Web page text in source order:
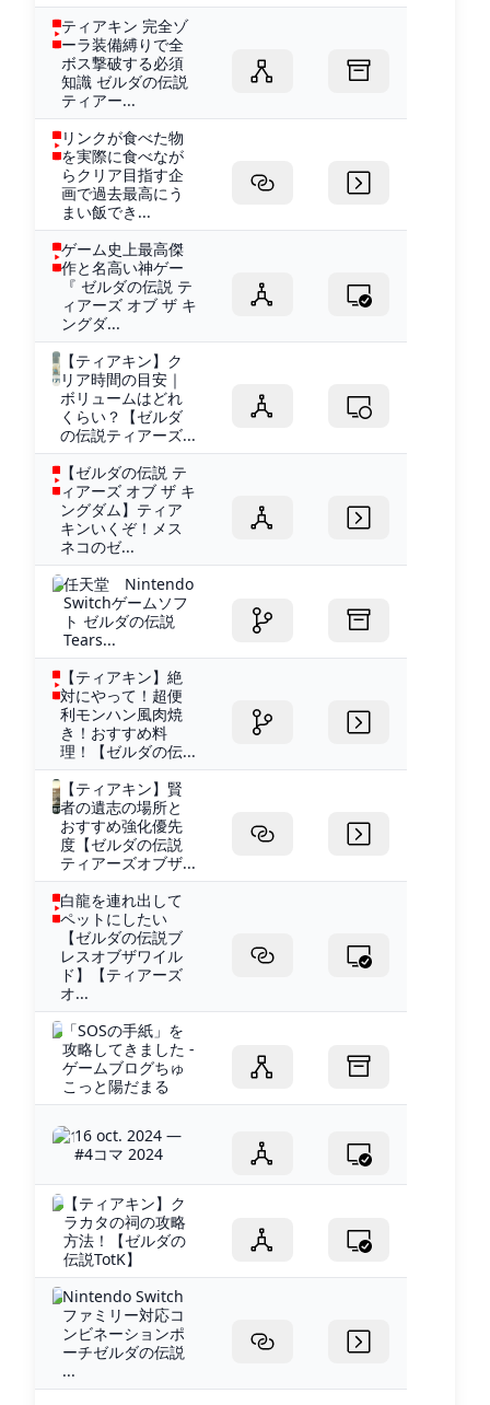
ティアキン 完全ゾ
ーラ装備縛りで全
ボス撃破する必須
知識 ゼルダの伝説
ティアー...
リンクが食べた物
を実際に食べなが
らクリア目指す企
画で過去最高にう
まい飯でき...
ゲーム史上最高傑
作と名高い神ゲー
『 ゼルダの伝説 テ
ィアーズ オブ ザ キ
ングダ...
【ティアキン】ク
リア時間の目安｜
ボリュームはどれ
くらい？【ゼルダ
の伝説ティアーズ...
【ゼルダの伝説 テ
ィアーズ オブ ザ キ
ングダム】ティア
キンいくぞ！メス
ネコのゼ...
任天堂 Nintendo
Switchゲームソフ
ト ゼルダの伝説
Tears...
【ティアキン】絶
対にやって！超便
利モンハン風肉焼
き！おすすめ料
理！【ゼルダの伝...
【ティアキン】賢
者の遺志の場所と
おすすめ強化優先
度【ゼルダの伝説
ティアーズオブザ...
白龍を連れ出して
ペットにしたい
【ゼルダの伝説ブ
レスオブザワイル
ド】【ティアーズ
オ...
「SOSの手紙」を
攻略してきました -
ゲームブログちゅ
こっと陽だまる
16 oct. 2024 —
#4コマ 2024
【ティアキン】ク
ラカタの祠の攻略
方法！【ゼルダの
伝説TotK】
Nintendo Switch
ファミリー対応コ
ンビネーションポ
ーチゼルダの伝説
...